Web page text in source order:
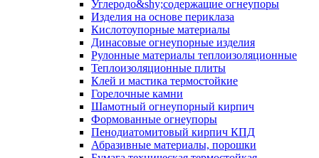
Углеродо&shy;содержащие огнеупоры
Изделия на основе периклаза
Кислотоупорные материалы
Динасовые огнеупорные изделия
Рулонные материалы теплоизоляционные
Тепло­изоляционные плиты
Клей и мастика термостойкие
Горелочные камни
Шамотный огнеупорный кирпич
Формованные огнеупоры
Пенодиатомитовый кирпич КПД
Абразивные материалы, порошки